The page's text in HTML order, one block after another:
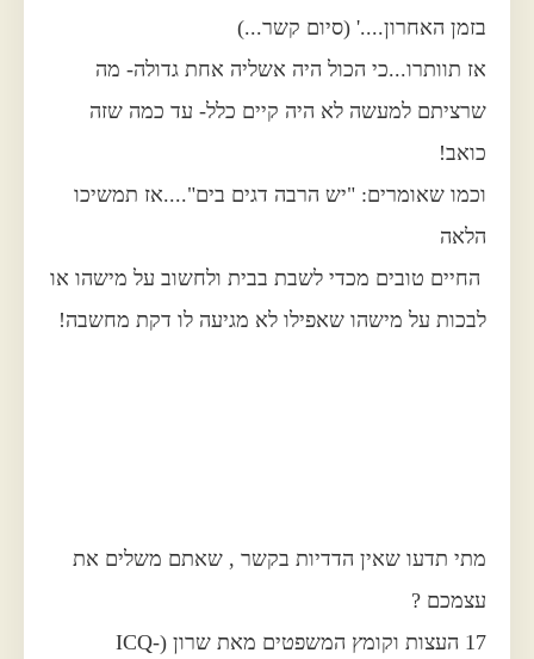
בזמן האחרון....' (סיום קשר...)
אז תוותרו...כי הכול היה אשליה אחת גדולה- מה
שרציתם למעשה לא היה קיים כלל- עד כמה שזה
כואב!
וכמו שאומרים: "יש הרבה דגים בים"....אז תמשיכו
הלאה
החיים טובים מכדי לשבת בבית ולחשוב על מישהו או
לבכות על מישהו שאפילו לא מגיעה לו דקת מחשבה!
מתי תדעו שאין הדדיות בקשר , שאתם משלים את
עצמכם ?
17 העצות וקומץ המשפטים מאת שרון (ICQ-